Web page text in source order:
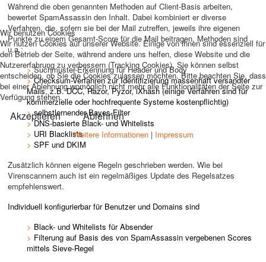
Während die oben genannten Methoden auf Client-Basis arbeiten,
bewertet SpamAssassin den Inhalt. Dabei kombiniert er diverse
Verfahren, die, sofern sie bei der Mail zutreffen, jeweils ihre eigenen
Punkte zu einem Gesamt-Score für die Mail beitragen, Methoden sind
u.a.:
>Suchmuster-Erkennung für Header und Body
>Checksum-Verfahren zur Identifizierung massenhaft versandter
Mails, z.B. DCC, Razor, Pyzor, iXhash (einige Verfahren sind für
kommerzielle oder hochfrequente Systeme kostenpflichtig)
>selbstlernender Bayes-Filter
>DNS-basierte Black- und Whitelists
> URI Blacklists
> SPF und DKIM
Zusätzlich können eigene Regeln geschrieben werden. Wie bei
Virenscannern auch ist ein regelmäßiges Update des Regelsatzes
empfehlenswert.
Individuell konfigurierbar für Benutzer und Domains sind
> Black- und Whitelists für Absender
> Filterung auf Basis des von SpamAssassin vergebenen Scores
mittels Sieve-Regel
Wir benutzen Cookies
Wir nutzen Cookies auf unserer Website. Einige von ihnen sind essenziell für
den Betrieb der Seite, während andere uns helfen, diese Website und die
Nutzererfahrung zu verbessern (Tracking Cookies). Sie können selbst
entscheiden, ob Sie die Cookies zulassen möchten. Bitte beachten Sie, dass
bei einer Ablehnung womöglich nicht mehr alle Funktionalitäten der Seite zur
Verfügung stehen.
Akzeptieren Ablehnen
Weitere Informationen| Impressum